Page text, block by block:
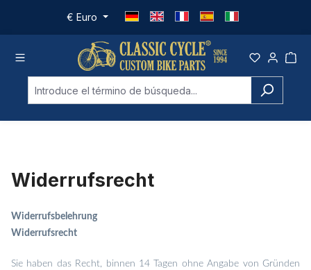
Saltar al contenido principal
€ Euro
Widerrufsrecht
Widerrufsbelehrung
Widerrufsrecht
Sie haben das Recht, binnen 14 Tagen ohne Angabe von Gründen